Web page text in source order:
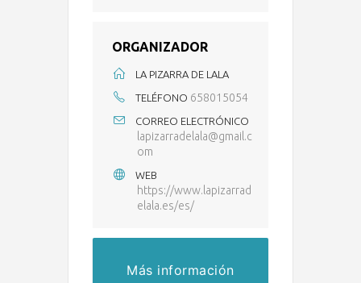
ORGANIZADOR
LA PIZARRA DE LALA
TELÉFONO 658015054
CORREO ELECTRÓNICO
lapizarradelala@gmail.c
om
WEB
https://www.lapizarrad
elala.es/es/
Más información